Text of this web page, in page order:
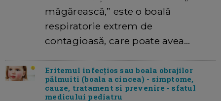
măgărească,” este o boală
respiratorie extrem de
contagioasă, care poate avea…
Eritemul infecțios sau boala obrajilor
pălmuiti (boala a cincea) - simptome,
cauze, tratament si prevenire - sfatul
medicului pediatru